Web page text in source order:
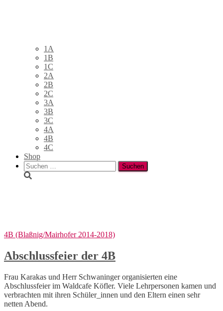
1A
1B
1C
2A
2B
2C
3A
3B
3C
4A
4B
4C
Shop
Suchen
nach:
4B (Blaßnig/Mairhofer 2014-2018)
Abschlussfeier der 4B
Frau Karakas und Herr Schwaninger organisierten eine
Abschlussfeier im Waldcafe Köfler. Viele Lehrpersonen kamen und
verbrachten mit ihren Schüler_innen und den Eltern einen sehr
netten Abend.